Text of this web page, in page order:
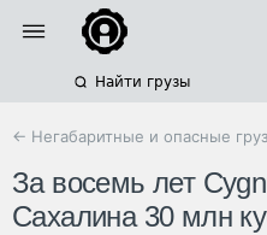
Найти грузы
← Негабаритные и опасные
За восемь лет
Сахалина 30 млн